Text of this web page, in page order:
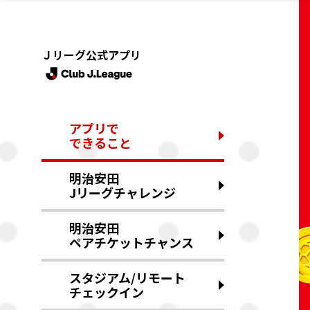
Ｊリーグ公式アプリ
アプリで
できること
明治安田
Jリーグチャレンジ
明治安田
ペアチケットチャンス
スタジアム/リモート
チェックイン